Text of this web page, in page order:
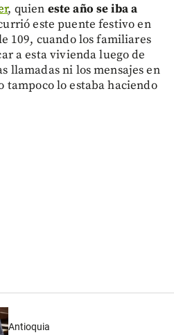
, quien este año se iba a
este puente festivo en
109, cuando los familiares
a esta vivienda luego de
llamadas ni los mensajes en
tampoco lo estaba haciendo
Antioquia